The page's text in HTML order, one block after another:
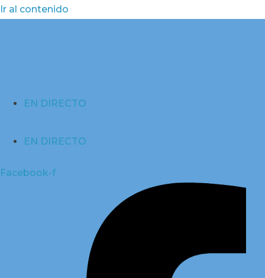
Ir al contenido
EN DIRECTO
EN DIRECTO
Facebook-f